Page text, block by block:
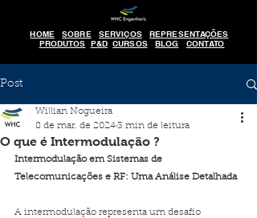
HOME SOBRE SERVIÇOS
REPRESENTAÇÕES
PRODUTOS P&D CURSOS BLOG CONTATO
Post
O que é Intermodulação ?
Willian Nogueira
8 de mar. de 20243 min de leitura
Intermodulação em Sistemas de
Telecomunicações e RF: Uma Análise Detalhada
A intermodulação representa um desafio